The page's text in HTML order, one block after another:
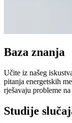
Baza znanja
Učite iz našeg
pitanja energetskih
rješavaju probleme
Studije